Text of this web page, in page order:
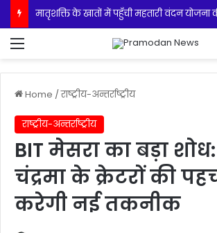
मातृशक्ति के खातों में पहुँची महतारी वंदन योजना
Home /राष्ट्रीय-अन्तर्राष्ट्रीय
राष्ट्रीय-अन्तर्राष्ट्रीय
BIT मेसरा का बड़ा
चंद्रमा के क्रेटरों की
करेगी नई तकनीक